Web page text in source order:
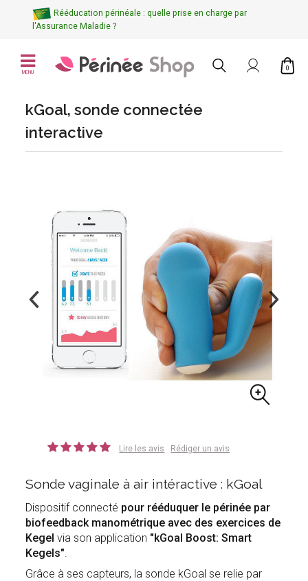
Rééducation périnéale : quelle prise en charge par
l'Assurance Maladie ?
MENU
0
kGoal, sonde connectée
interactive
Lire les avis Rédiger un avis
Sonde vaginale à air intéractive : kGoal
Dispositif connecté pour rééduquer le périnée par
biofeedback manométrique avec des exercices de
Kegel via son application "kGoal Boost: Smart
Kegels"
Grâce à ses capteurs, la sonde kGoal se relie par